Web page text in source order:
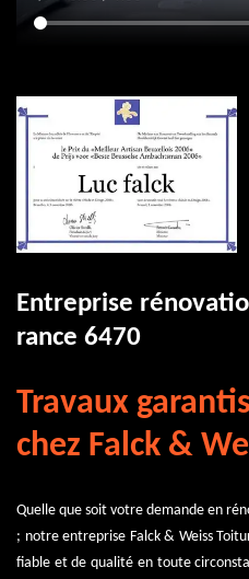
Entreprise
rance 6470
Travaux
chez Falck &
Quelle que soit votre demande en
; notre entreprise Falck & Weiss
fiable et de qualité en toute